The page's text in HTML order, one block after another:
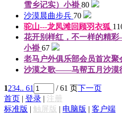
雪乡记实） 小褂 80
沙漠晨曲步兵 70
驼山---龙凤滩回顾羽衣狐
花开别样红，不一样的精
小褂 67
老马户外俱乐部会员首次聚
沙漠之歌——马帮五月沙漠
1234.. 61 / 61 页下一页
首页 | 登录 | 注册
标准版 | 触屏版 | 电脑版 | 客户端